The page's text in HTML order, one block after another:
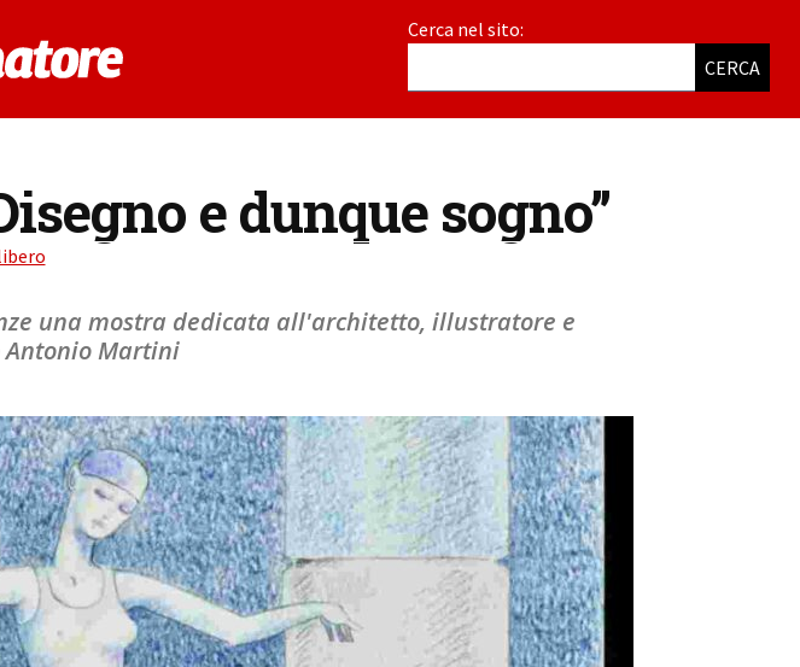
Cerca nel sito:
CERCA
e dunque sogno”
una mostra dedicata all'architetto, illustratore e
Antonio Martini